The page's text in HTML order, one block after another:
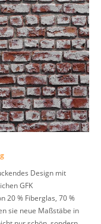
Design mit
GFK
20 % Fiberglas, 70 %
sie neue Maßstäbe in